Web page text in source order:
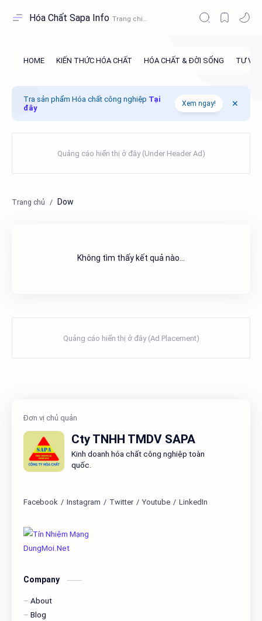
Hóa Chất Sapa Info
Tra sản phẩm Hóa chất công nghiệp Tại
đây
Xem ngay!
Dow
Không tìm thấy kết quả nào...
Cty TNHH TMDV SAPA
Kinh doanh hóa chất công nghiệp toàn
quốc.
Company
About
Blog